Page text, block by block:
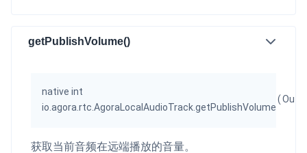
getPublishVolume()
native int
io.agora.rtc.AgoraLocalAudioTrack.getPublishVolume
(Out
获取当前音频在远端播放的音量。